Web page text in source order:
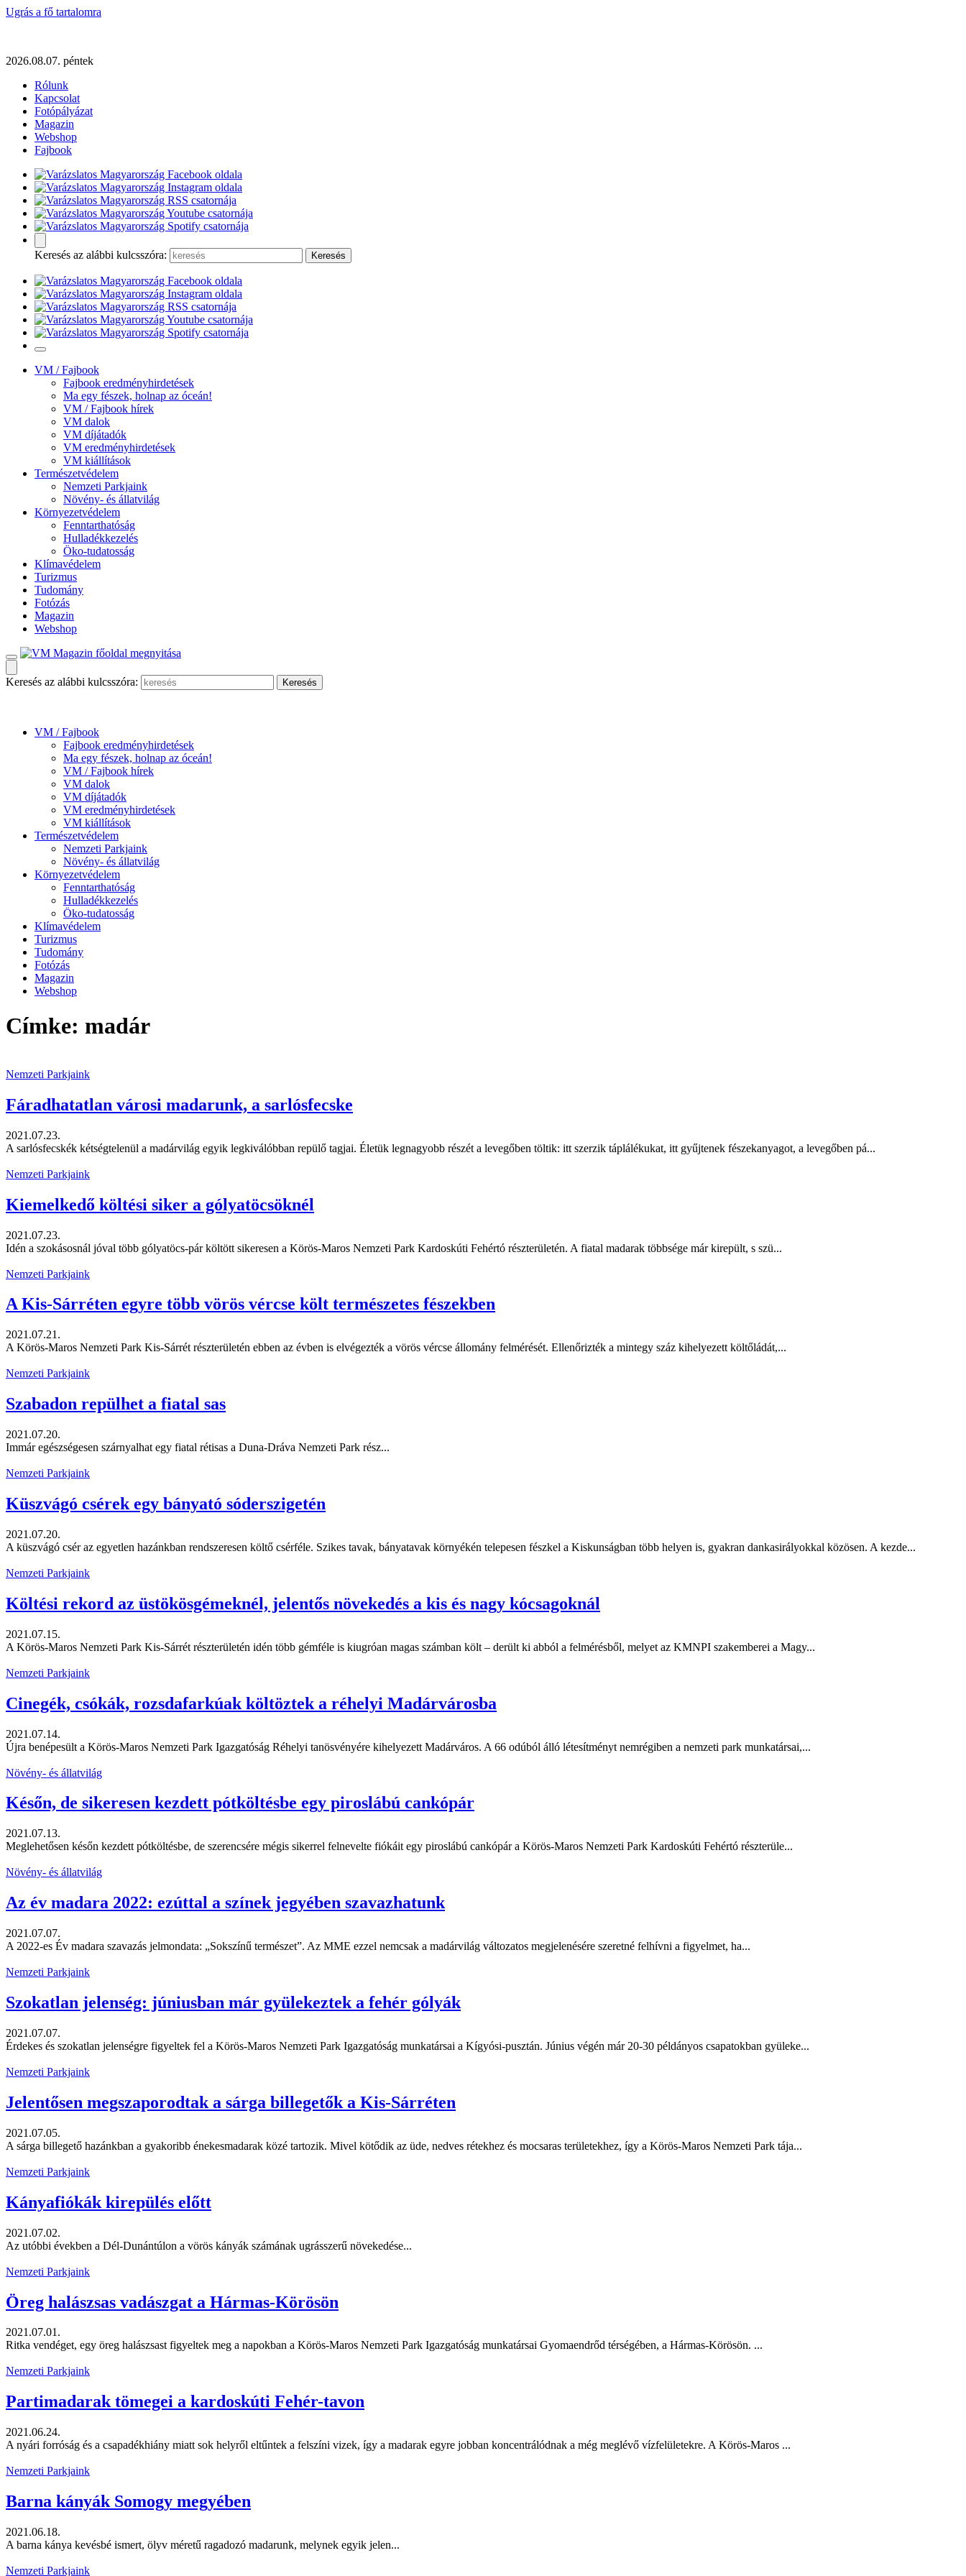
Ugrás a fő tartalomra
2026.08.07. péntek
Rólunk
Kapcsolat
Fotópályázat
Magazin
Webshop
Fajbook
Keresés az alábbi kulcsszóra:
VM / Fajbook
Fajbook eredményhirdetések
Ma egy fészek, holnap az óceán!
VM / Fajbook hírek
VM dalok
VM díjátadók
VM eredményhirdetések
VM kiállítások
Természetvédelem
Nemzeti Parkjaink
Növény- és állatvilág
Környezetvédelem
Fenntarthatóság
Hulladékkezelés
Öko-tudatosság
Klímavédelem
Turizmus
Tudomány
Fotózás
Magazin
Webshop
Keresés az alábbi kulcsszóra:
VM / Fajbook
Fajbook eredményhirdetések
Ma egy fészek, holnap az óceán!
VM / Fajbook hírek
VM dalok
VM díjátadók
VM eredményhirdetések
VM kiállítások
Természetvédelem
Nemzeti Parkjaink
Növény- és állatvilág
Környezetvédelem
Fenntarthatóság
Hulladékkezelés
Öko-tudatosság
Klímavédelem
Turizmus
Tudomány
Fotózás
Magazin
Webshop
Címke: madár
Nemzeti Parkjaink
Fáradhatatlan városi madarunk, a sarlósfecske
2021.07.23.
A sarlósfecskék kétségtelenül a madárvilág egyik legkiválóbban repülő tagjai. Életük legnagyobb részét a levegőben töltik: itt szerzik táplálékukat, itt gyűjtenek fészekanyagot, a levegőben pá...
Nemzeti Parkjaink
Kiemelkedő költési siker a gólyatöcsöknél
2021.07.23.
Idén a szokásosnál jóval több gólyatöcs-pár költött sikeresen a Körös-Maros Nemzeti Park Kardoskúti Fehértó részterületén. A fiatal madarak többsége már kirepült, s szü...
Nemzeti Parkjaink
A Kis-Sárréten egyre több vörös vércse költ természetes fészekben
2021.07.21.
A Körös-Maros Nemzeti Park Kis-Sárrét részterületén ebben az évben is elvégezték a vörös vércse állomány felmérését. Ellenőrizték a mintegy száz kihelyezett költőládát,...
Nemzeti Parkjaink
Szabadon repülhet a fiatal sas
2021.07.20.
Immár egészségesen szárnyalhat egy fiatal rétisas a Duna-Dráva Nemzeti Park rész...
Nemzeti Parkjaink
Küszvágó csérek egy bányató sóderszigetén
2021.07.20.
A küszvágó csér az egyetlen hazánkban rendszeresen költő csérféle. Szikes tavak, bányatavak környékén telepesen fészkel a Kiskunságban több helyen is, gyakran dankasirályokkal közösen. A kezde...
Nemzeti Parkjaink
Költési rekord az üstökösgémeknél, jelentős növekedés a kis és nagy kócsagoknál
2021.07.15.
A Körös-Maros Nemzeti Park Kis-Sárrét részterületén idén több gémféle is kiugróan magas számban költ – derült ki abból a felmérésből, melyet az KMNPI szakemberei a Magy...
Nemzeti Parkjaink
Cinegék, csókák, rozsdafarkúak költöztek a réhelyi Madárvárosba
2021.07.14.
Újra benépesült a Körös-Maros Nemzeti Park Igazgatóság Réhelyi tanösvényére kihelyezett Madárváros. A 66 odúból álló létesítményt nemrégiben a nemzeti park munkatársai,...
Növény- és állatvilág
Későn, de sikeresen kezdett pótköltésbe egy piroslábú cankópár
2021.07.13.
Meglehetősen későn kezdett pótköltésbe, de szerencsére mégis sikerrel felnevelte fiókáit egy piroslábú cankópár a Körös-Maros Nemzeti Park Kardoskúti Fehértó részterüle...
Növény- és állatvilág
Az év madara 2022: ezúttal a színek jegyében szavazhatunk
2021.07.07.
A 2022-es Év madara szavazás jelmondata: „Sokszínű természet”. Az MME ezzel nemcsak a madárvilág változatos megjelenésére szeretné felhívni a figyelmet, ha...
Nemzeti Parkjaink
Szokatlan jelenség: júniusban már gyülekeztek a fehér gólyák
2021.07.07.
Érdekes és szokatlan jelenségre figyeltek fel a Körös-Maros Nemzeti Park Igazgatóság munkatársai a Kígyósi-pusztán. Június végén már 20-30 példányos csapatokban gyüleke...
Nemzeti Parkjaink
Jelentősen megszaporodtak a sárga billegetők a Kis-Sárréten
2021.07.05.
A sárga billegető hazánkban a gyakoribb énekesmadarak közé tartozik. Mivel kötődik az üde, nedves rétekhez és mocsaras területekhez, így a Körös-Maros Nemzeti Park tája...
Nemzeti Parkjaink
Kányafiókák kirepülés előtt
2021.07.02.
Az utóbbi években a Dél-Dunántúlon a vörös kányák számának ugrásszerű növekedése...
Nemzeti Parkjaink
Öreg halászsas vadászgat a Hármas-Körösön
2021.07.01.
Ritka vendéget, egy öreg halászsast figyeltek meg a napokban a Körös-Maros Nemzeti Park Igazgatóság munkatársai Gyomaendrőd térségében, a Hármas-Körösön. ...
Nemzeti Parkjaink
Partimadarak tömegei a kardoskúti Fehér-tavon
2021.06.24.
A nyári forróság és a csapadékhiány miatt sok helyről eltűntek a felszíni vizek, így a madarak egyre jobban koncentrálódnak a még meglévő vízfelületekre. A Körös-Maros ...
Nemzeti Parkjaink
Barna kányák Somogy megyében
2021.06.18.
A barna kánya kevésbé ismert, ölyv méretű ragadozó madarunk, melynek egyik jelen...
Nemzeti Parkjaink